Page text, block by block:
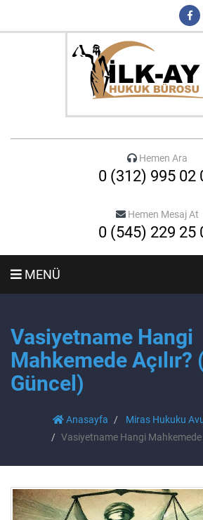
Hemen Ara
0 (312) 995 02
Hemen Mesaj At
0 (545) 229 25
MENÜ
Vasiyetname Hangi
Mahkemede Açılır?
Güncel)
Anasayfa
Miras Hukuku
Vasiyetname Hangi Mahkemede